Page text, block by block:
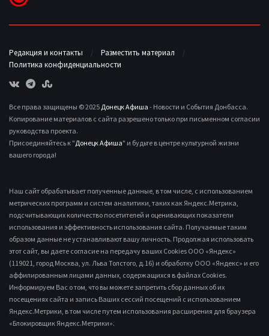
Редакция и контакты
Разместить материал
Политика конфиденциальности
Все права защищены © 2025 Донецк Афиша - Новости и События Донбасса.
Копирование материалов с сайта разрешено только при письменном согласии
руководства проекта.
Присоединяйтесь к "Донецк Афиша" и будьте в центре культурной жизни
вашего города!
Наш сайт обрабатывает полученные данные, в том числе, с использованием
метрических программ и систем аналитики, таких как Яндекс.Метрика,
подсчитывающих количество посетителей и оценивающих показатели
использования и эффективность использования сайта. Получаемые таким
образом данные не устанавливают вашу личность. Продолжая использовать
этот сайт, вы даете согласие на передачу ваших Cookies ООО «Яндекс»
(119021, город Москва, ул. Льва Толстого, д.16) и обработку ООО «Яндекс» и его
аффилированным лицами данных, содержащихся в файлах Cookies.
Информируем Вас о том, что вы можете запретить сбор данных об их
посещениях сайта и запись Ваших сессий посещений с использованием
Яндекс.Метрики, в том числе путем использования расширения для браузера
«Блокировщик Яндекс.Метрики».